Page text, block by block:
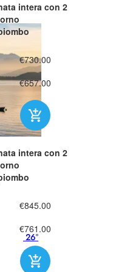
26°
intera con 2
€730.00
€657.00
intera con 2
€845.00
€761.00